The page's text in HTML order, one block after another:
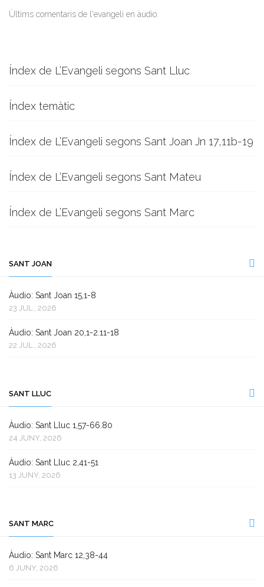
Ùltims comentaris de l'evangeli en àudio:
Índex de L’Evangeli segons Sant Lluc
Índex temàtic
Índex de L’Evangeli segons Sant Joan Jn 17,11b-19
Índex de L’Evangeli segons Sant Mateu
Índex de L’Evangeli segons Sant Marc
SANT JOAN
Àudio: Sant Joan 15,1-8
23 JUL., 2026
Àudio: Sant Joan 20,1-2.11-18
22 JUL., 2026
SANT LLUC
Àudio: Sant Lluc 1,57-66.80
24 JUNY, 2026
Àudio: Sant Lluc 2,41-51
13 JUNY, 2026
SANT MARC
Àudio: Sant Marc 12,38-44
6 JUNY, 2026